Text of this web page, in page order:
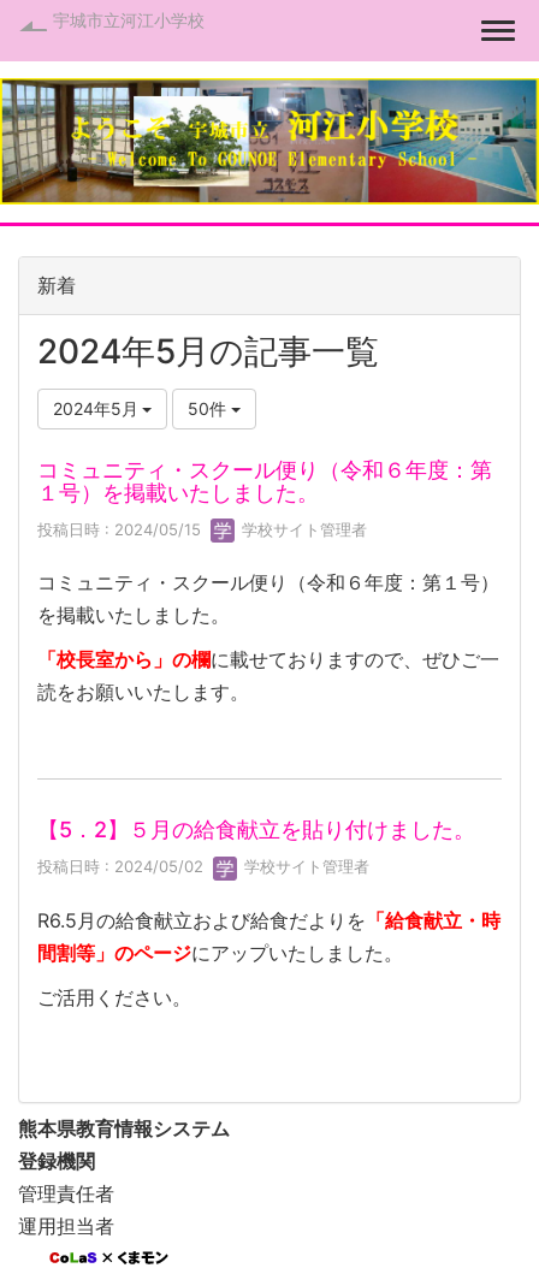
宇城市立河江小学校
新着
2024年5月の記事一覧
2024年5月 50件
コミュニティ・スクール便り（令和６年度：第
１号）を掲載いたしました。
投稿日時 : 2024/05/15 学校サイト管理者
コミュニティ・スクール便り（令和６年度：第１号）
を掲載いたしました。
「校長室から」の欄に載せておりますので、ぜひご一
読をお願いいたします。
【5．2】５月の給食献立を貼り付けました。
投稿日時 : 2024/05/02 学校サイト管理者
R6.5月の給食献立および給食だよりを 「給食献立・時
間割等」のページにアップいたしました。
ご活用ください。
熊本県教育情報システム
登録機関
管理責任者
運用担当者